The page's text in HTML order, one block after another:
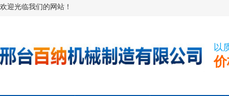
欢迎光临我们的网站！
以